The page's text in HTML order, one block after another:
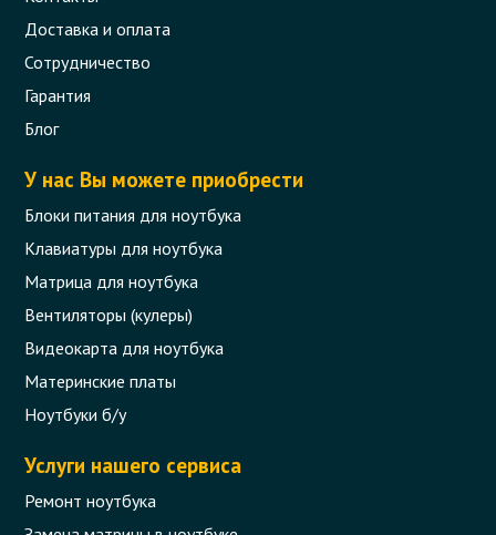
Петли (левая и правая) для ноутбука
Код товара - 09976
224 грн.
Уточняйте наличие
Доставка и оплата
Сотрудничество
Гарантия
Блог
У нас Вы можете приобрести
Блоки питания для ноутбука
Клавиатуры для ноутбука
Матрица для ноутбука
Вентиляторы (кулеры)
Видеокарта для ноутбука
Материнские платы
Ноутбуки б/у
Услуги нашего сервиса
Ремонт ноутбука